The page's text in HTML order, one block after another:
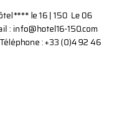
le 16 | 150 Le 06
: info@hotel16-150.com
: +33 (0)4 92 46